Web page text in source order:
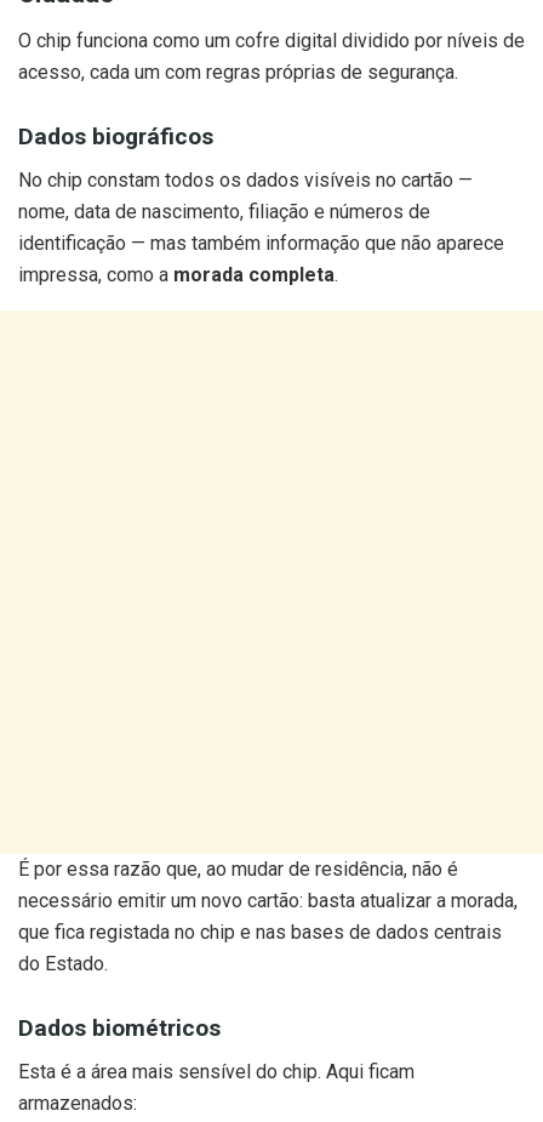
O chip funciona como um cofre digital dividido por níveis de
acesso, cada um com regras próprias de segurança.
Dados biográficos
No chip constam todos os dados visíveis no cartão —
nome, data de nascimento, filiação e números de
identificação — mas também informação que não aparece
impressa, como a morada completa.
É por essa razão que, ao mudar de residência, não é
necessário emitir um novo cartão: basta atualizar a morada,
que fica registada no chip e nas bases de dados centrais
do Estado.
Dados biométricos
Esta é a área mais sensível do chip. Aqui ficam
armazenados: